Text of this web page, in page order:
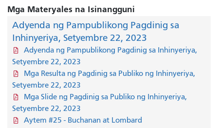
Mga Materyales na Isinangguni
Adyenda ng Pampublikong Pagdinig sa
Inhinyeriya, Setyembre 22, 2023
Adyenda ng Pampublikong Pagdinig sa Inhinyeriya,
Setyembre 22, 2023
Mga Resulta ng Pagdinig sa Publiko ng Inhinyeriya,
Setyembre 22, 2023
Mga Slide ng Pagdinig sa Publiko ng Inhinyeriya,
Setyembre 22, 2023
Aytem #25 - Buchanan at Lombard